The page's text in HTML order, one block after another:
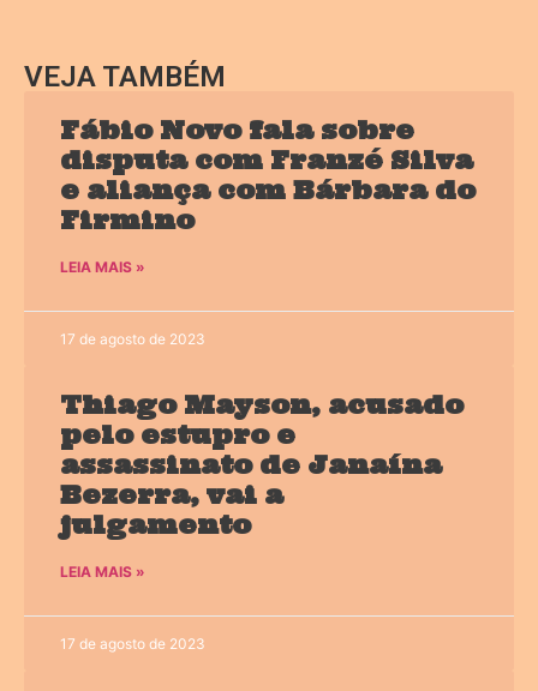
VEJA TAMBÉM
Fábio Novo fala sobre
disputa com Franzé Silva
e aliança com Bárbara do
Firmino
LEIA MAIS »
17 de agosto de 2023
Thiago Mayson, acusado
pelo estupro e
assassinato de Janaína
Bezerra, vai a
julgamento
LEIA MAIS »
17 de agosto de 2023